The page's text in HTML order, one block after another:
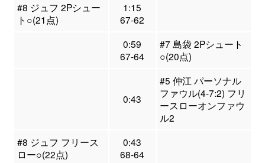
#8 ジュフ 2Pシュー
ト○(21点)
1:15
67-62
0:59
67-64
#7 島袋 2Pシュート
○(20点)
0:43
#5 仲江 パーソナル
ファウル(4-7:2) フリ
ースローオンファウ
ル2
#8 ジュフ フリース
ロー○(22点)
0:43
68-64